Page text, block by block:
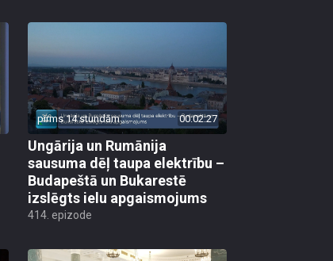
pirms 14 stundām 00:02:27
Ungārija un Rumānija
sausuma dēļ taupa elektrību –
Budapeštā un Bukarestē
izslēgts ielu apgaismojums
414. epizode